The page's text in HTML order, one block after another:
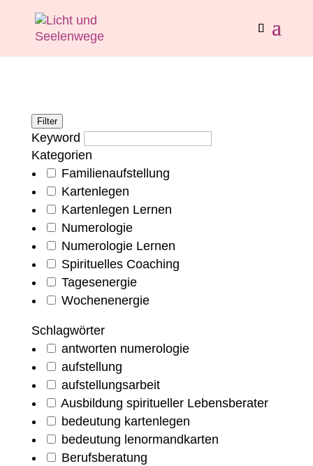
Filter
Keyword
Kategorien
Familienaufstellung
Kartenlegen
Kartenlegen Lernen
Numerologie
Numerologie Lernen
Spirituelles Coaching
Tagesenergie
Wochenenergie
Schlagwörter
antworten numerologie
aufstellung
aufstellungsarbeit
Ausbildung spiritueller Lebensberater
bedeutung kartenlegen
bedeutung lenormandkarten
Berufsberatung